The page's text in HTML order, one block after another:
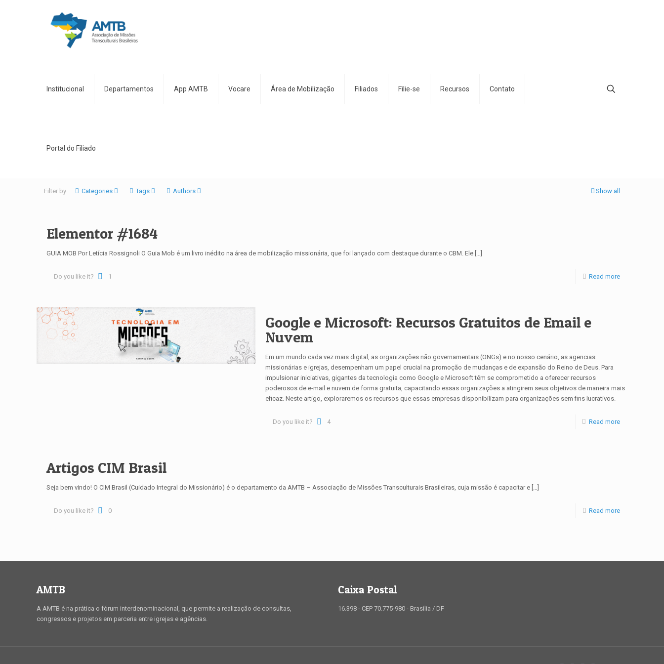
Institucional Departamentos App AMTB Vocare Área de Mobilização Filiados Filie-se Recursos Contato
Portal do Filiado
Filter by Categories Tags Authors Show all
Elementor #1684
GUIA MOB Por Letícia Rossignoli O Guia Mob é um livro inédito na área de mobilização missionária, que foi lançado com destaque durante o CBM. Ele […]
Do you like it? 1 Read more
Google e Microsoft: Recursos Gratuitos de Email e
Nuvem​
Em um mundo cada vez mais digital, as organizações não governamentais (ONGs) e no nosso cenário, as agencias
missionárias e igrejas, desempenham um papel crucial na promoção de mudanças e de expansão do Reino de Deus. Para
impulsionar iniciativas, gigantes da tecnologia como Google e Microsoft têm se comprometido a oferecer recursos
poderosos de e-mail e nuvem de forma gratuita, capacitando essas organizações a atingirem seus objetivos de maneira mais
eficaz. Neste artigo, exploraremos os recursos que essas empresas disponibilizam para organizações sem fins lucrativos.
Do you like it? 4 Read more
Artigos CIM Brasil
Seja bem vindo! O CIM Brasil (Cuidado Integral do Missionário) é o departamento da AMTB – Associação de Missões Transculturais Brasileiras, cuja missão é capacitar e […]
Do you like it? 0 Read more
AMTB
A AMTB é na prática o fórum interdenominacional, que permite a realização de consultas,
congressos e projetos em parceria entre igrejas e agências.
Caixa Postal
16.398 - CEP 70.775-980 - Brasília / DF